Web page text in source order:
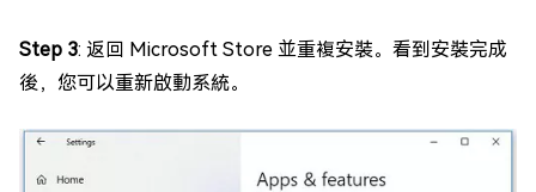
Step 3: 返回 Microsoft Store 並重複安裝。看到安裝完成
後，您可以重新啟動系統。